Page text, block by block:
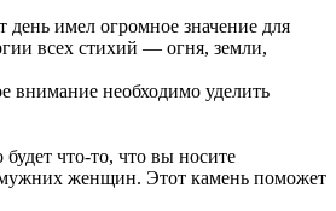
имел огромное значение для
всех стихий — огня, земли,
внимание необходимо уделить
что-то, что вы носите
женщин. Этот камень поможет